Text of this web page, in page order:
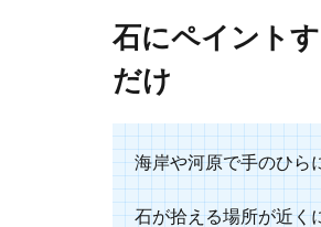
石にペイント
だけ
海岸や河原で手のひら
石が拾える場所が近く